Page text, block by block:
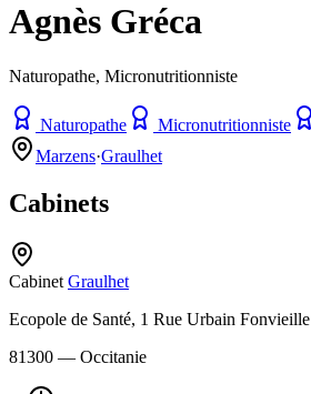
Agnès Gréca
Naturopathe, Micronutritionniste
Naturopathe Micronutritionniste
Marzens·Graulhet
Cabinets
Cabinet Graulhet
Ecopole de Santé, 1 Rue Urbain Fonvieille
81300 — Occitanie